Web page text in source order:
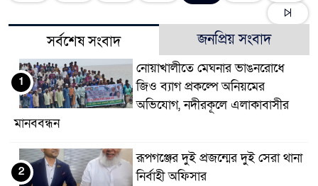
সর্বশেষ সংবাদ জনপ্রিয় সংবাদ
নোয়াখালীতে মেঘনার ভাঙনরোধে
জিও ব্যাগ প্রকল্পে অনিয়মের
অভিযোগ, নদীরকূলে এলাকাবাসীর
মানববন্ধন
1
রূপগঞ্জের দুই প্রজন্মের দুই সেরা থানা
নির্বাহী অফিসার
2